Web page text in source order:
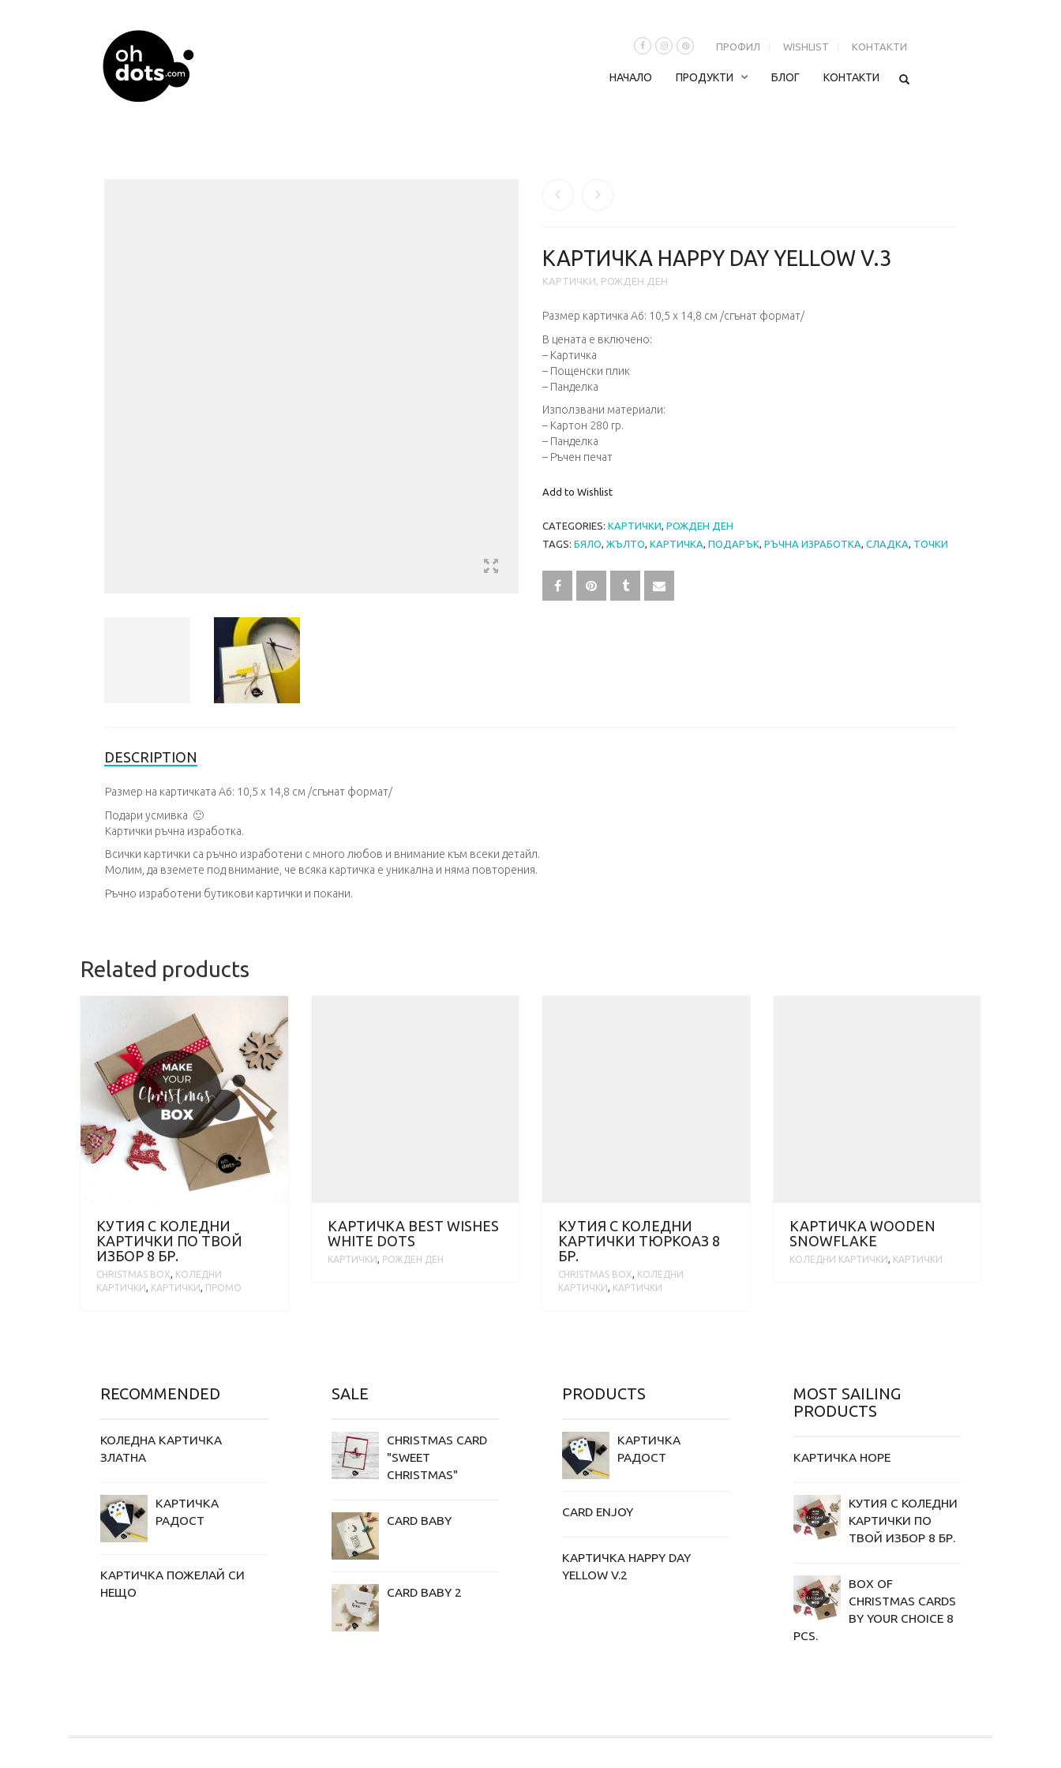
ПРОФИЛ WISHLIST КОНТАКТИ
НАЧАЛО ПРОДУКТИ БЛОГ КОНТАКТИ
КАРТИЧКА HAPPY DAY YELLOW V.3
КАРТИЧКИ, РОЖДЕН ДЕН
Размер картичка А6: 10,5 х 14,8 см /сгънат формат/
В цената е включено:
– Картичка
– Пощенски плик
– Панделкa
Използвани материали:
– Картон 280 гр.
– Панделка
– Ръчен печат
Add to Wishlist
CATEGORIES: КАРТИЧКИ, РОЖДЕН ДЕН
TAGS: БЯЛО, ЖЪЛТО, КАРТИЧКА, ПОДАРЪК, РЪЧНА ИЗРАБОТКА, СЛАДКА, ТОЧКИ
DESCRIPTION
Размер на картичката А6: 10,5 х 14,8 см /сгънат формат/
Подари усмивка 🙂
Картички ръчна изработка.
Всички картички са ръчно изработени с много любов и внимание към всеки детайл.
Молим, да вземете под внимание, че всяка картичка е уникална и няма повторения.
Ръчно изработени бутикови картички и покани.
Related products
КУТИЯ С КОЛЕДНИ
KАРТИЧКИ ПО ТВОЙ
ИЗБОР 8 БР.
CHRISTMAS BOX, KОЛЕДНИ
КАРТИЧКИ, КАРТИЧКИ, ПРОМО
КАРТИЧКА BEST WISHES
WHITE DOTS
КАРТИЧКИ, РОЖДЕН ДЕН
КУТИЯ С КОЛЕДНИ
KАРТИЧКИ ТЮРКОАЗ 8
БР.
CHRISTMAS BOX, KОЛЕДНИ
КАРТИЧКИ, КАРТИЧКИ
КАРТИЧКА WOODEN
SNOWFLAKE
KОЛЕДНИ КАРТИЧКИ, КАРТИЧКИ
RECOMMENDED
КОЛЕДНА КАРТИЧКА
ЗЛАТНА
КАРТИЧКА
РАДОСТ
КАРТИЧКА ПОЖЕЛАЙ СИ
НЕЩО
SALE
CHRISTMAS CARD
"SWEET
CHRISTMAS"
CARD BABY
CARD BABY 2
PRODUCTS
КАРТИЧКА
РАДОСТ
CARD ENJOY
КАРТИЧКА HAPPY DAY
YELLOW V.2
MOST SAILING
PRODUCTS
КАРТИЧКА HOPE
КУТИЯ С КОЛЕДНИ
KАРТИЧКИ ПО
ТВОЙ ИЗБОР 8 БР.
BOX OF
CHRISTMAS CARDS
BY YOUR CHOICE 8
PCS.